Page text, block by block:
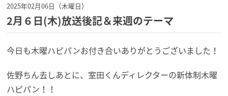
2025年02月06日（木曜日）
2月６日(木)放送後記＆来週のテーマ
今日も木曜ハピパンお付き合いありがとうございました！
佐野ちん去しあとに、室田くんディレクターの新体制木曜
ハピパン！！